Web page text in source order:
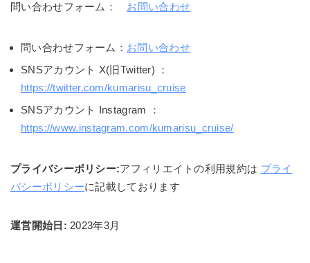
問い合わせフォーム： お問い合わせ
問い合わせフォーム： お問い合わせ
SNSアカウント X(旧Twitter) ：
https://twitter.com/kumarisu_cruise
SNSアカウント Instagram ：
https://www.instagram.com/kumarisu_cruise/
プライバシーポリシー:アフィリエイトの利用規約は プライ
バシーポリシーに記載しております
運営開始日: 2023年3月